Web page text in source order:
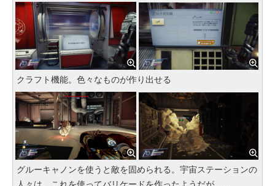
クラフト機能。色々なものが作り出せる
グルーキャノンを使うと敵を固められる。宇宙ステーションの